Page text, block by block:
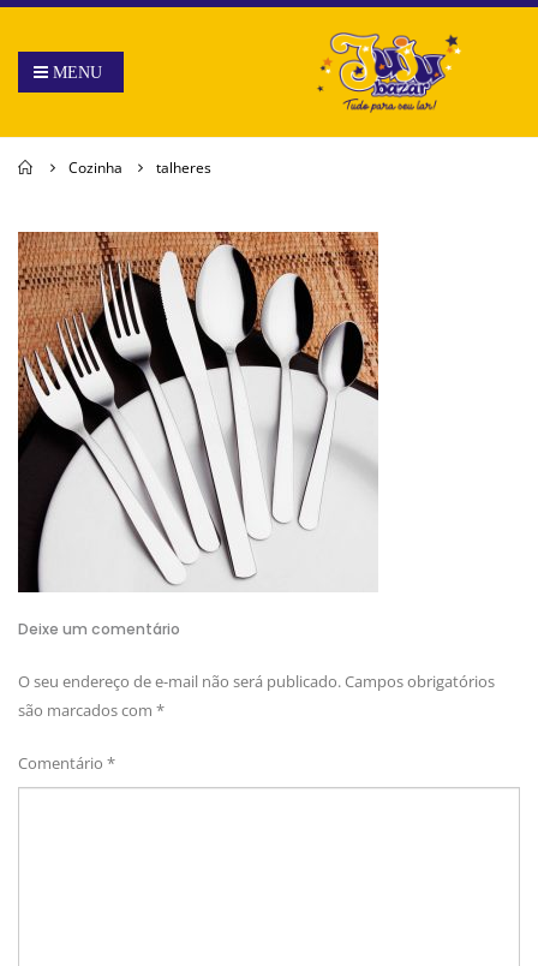
Home
Cozinha talheres
Deixe um comentário
O seu endereço de e-mail não será publicado.Campos obrigatórios
são marcados com *
Comentário *